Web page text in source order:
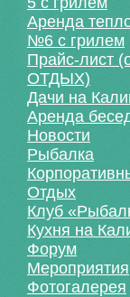
Аренда
№6 с грилем
Прайс-лист
ОТДЫХ)
Дачи на
Аренда
Новости
Рыбалка
Отдых
Клуб
Кухня на
Форум
Мероприятия
Фотогалерея